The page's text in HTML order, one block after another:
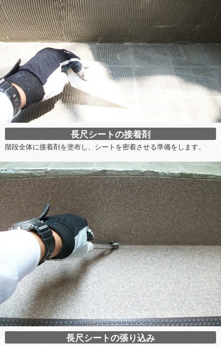
長尺シートの接着剤
階段全体に接着剤を塗布し、シートを密着させる準備をします。
長尺シートの張り込み